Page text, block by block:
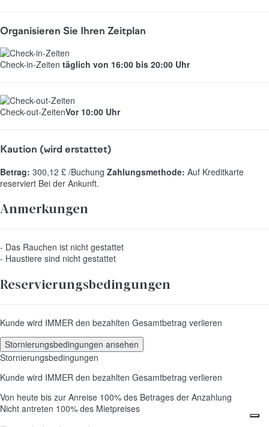
Organisieren Sie Ihren Zeitplan
Check-in-Zeiten täglich von 16:00 bis 20:00 Uhr
Check-out-ZeitenVor 10:00 Uhr
Kaution (wird erstattet)
Betrag: 300,12 £ /Buchung Zahlungsmethode: Auf Kreditkarte
reserviert Bei der Ankunft.
Anmerkungen
- Das Rauchen ist nicht gestattet
- Haustiere sind nicht gestattet
Reservierungsbedingungen
Kunde wird IMMER den bezahlten Gesamtbetrag verlieren
Stornierungsbedingungen ansehen
Stornierungsbedingungen
Kunde wird IMMER den bezahlten Gesamtbetrag verlieren
Von heute bis zur Anreise 100% des Betrages der Anzahlung
Nicht antreten 100% des Mietpreises